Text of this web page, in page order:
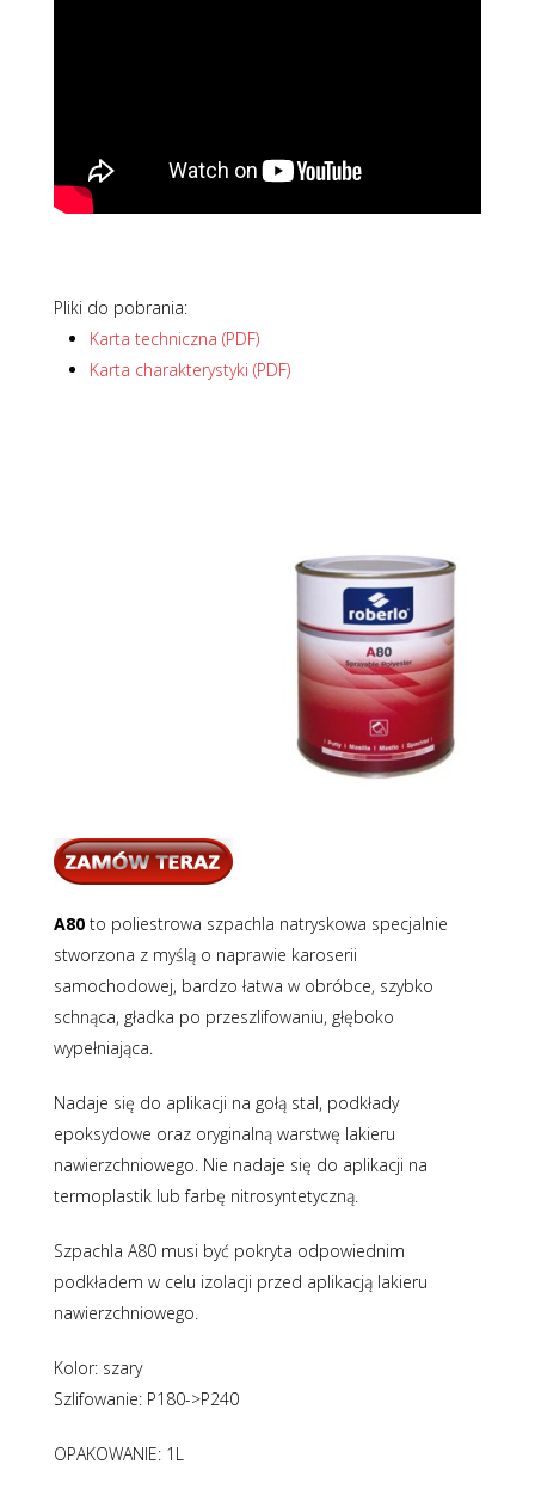
Pliki do pobrania:
Karta techniczna (PDF)
Karta charakterystyki (PDF)
A80 to poliestrowa szpachla natryskowa specjalnie
stworzona z myślą o naprawie karoserii
samochodowej, bardzo łatwa w obróbce, szybko
schnąca, gładka po przeszlifowaniu, głęboko
wypełniająca.
Nadaje się do aplikacji na gołą stal, podkłady
epoksydowe oraz oryginalną warstwę lakieru
nawierzchniowego. Nie nadaje się do aplikacji na
termoplastik lub farbę nitrosyntetyczną.
Szpachla A80 musi być pokryta odpowiednim
podkładem w celu izolacji przed aplikacją lakieru
nawierzchniowego.
Kolor: szary
Szlifowanie: P180->P240
OPAKOWANIE: 1L